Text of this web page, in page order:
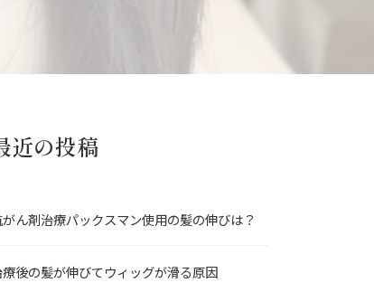
近の投稿
がん剤治療パックスマン使用の髪の伸びは？
療後の髪が伸びてウィッグが滑る原因